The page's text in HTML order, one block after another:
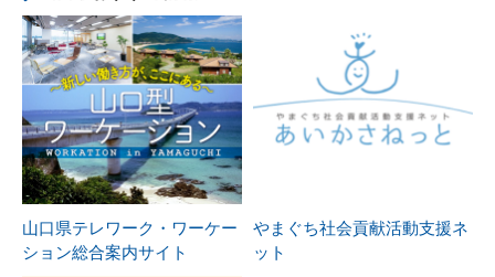
山口県テレワーク・ワーケー
ション総合案内サイト
やまぐち社会貢献活動支援ネ
ット